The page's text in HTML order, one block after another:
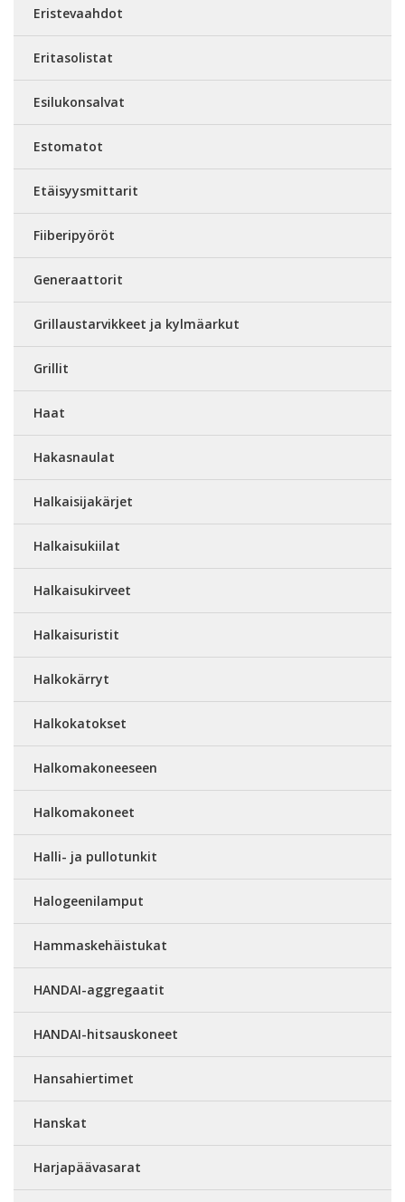
Eristevaahdot
Eritasolistat
Esilukonsalvat
Estomatot
Etäisyysmittarit
Fiiberipyöröt
Generaattorit
Grillaustarvikkeet ja kylmäarkut
Grillit
Haat
Hakasnaulat
Halkaisijakärjet
Halkaisukiilat
Halkaisukirveet
Halkaisuristit
Halkokärryt
Halkokatokset
Halkomakoneeseen
Halkomakoneet
Halli- ja pullotunkit
Halogeenilamput
Hammaskehäistukat
HANDAI-aggregaatit
HANDAI-hitsauskoneet
Hansahiertimet
Hanskat
Harjapäävasarat